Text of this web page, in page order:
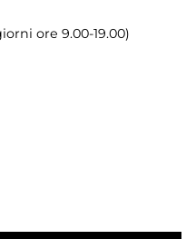
ore 9.00-19.00)